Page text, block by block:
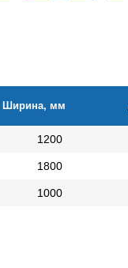
Ширина, мм
1200
1800
1000